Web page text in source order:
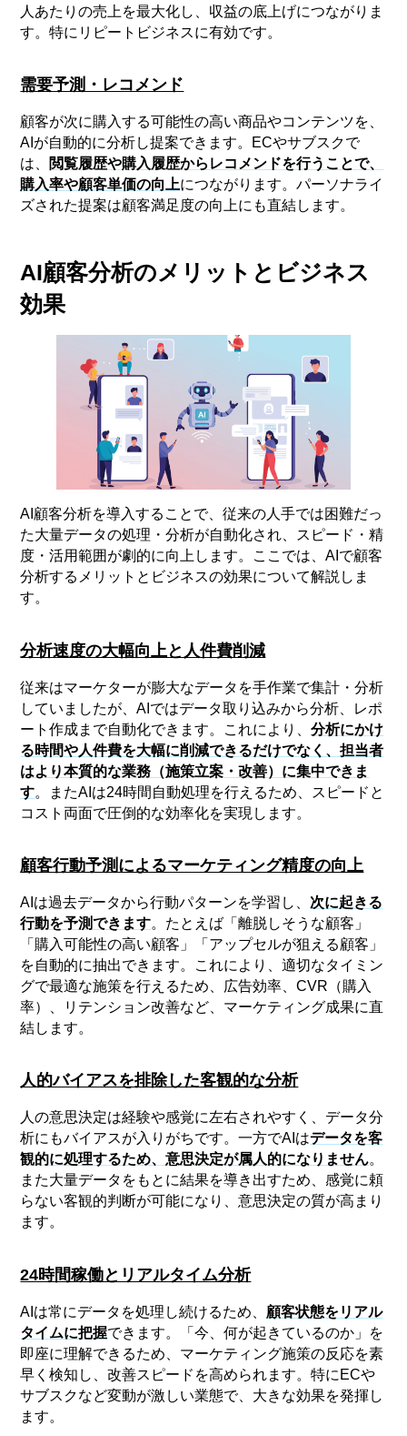
人あたりの売上を最大化し、収益の底上げにつながりま
す。特にリピートビジネスに有効です。
需要予測・レコメンド
顧客が次に購入する可能性の高い商品やコンテンツを、
AIが自動的に分析し提案できます。ECやサブスクで
は、 閲覧履歴や購入履歴からレコメンドを行うことで、
購入率や顧客単価の向上につながります。パーソナライ
ズされた提案は顧客満足度の向上にも直結します。
AI顧客分析のメリットとビジネス
効果
AI顧客分析を導入することで、従来の人手では困難だっ
た大量データの処理・分析が自動化され、スピード・精
度・活用範囲が劇的に向上します。ここでは、AIで顧客
分析するメリットとビジネスの効果について解説しま
す。
分析速度の大幅向上と人件費削減
従来はマーケターが膨大なデータを手作業で集計・分析
していましたが、AIではデータ取り込みから分析、レポ
ート作成まで自動化できます。これにより、分析にかけ
る時間や人件費を大幅に削減できるだけでなく、担当者
はより本質的な業務（施策立案・改善）に集中できま
す。またAIは24時間自動処理を行えるため、スピードと
コスト両面で圧倒的な効率化を実現します。
顧客行動予測によるマーケティング精度の向上
AIは過去データから行動パターンを学習し、 次に起きる
行動を予測できます。たとえば「離脱しそうな顧客」
「購入可能性の高い顧客」「アップセルが狙える顧客」
を自動的に抽出できます。これにより、適切なタイミン
グで最適な施策を行えるため、広告効率、CVR（購入
率）、リテンション改善など、マーケティング成果に直
結します。
人的バイアスを排除した客観的な分析
人の意思決定は経験や感覚に左右されやすく、データ分
析にもバイアスが入りがちです。一方でAIはデータを客
観的に処理するため、意思決定が属人的になりません。
また大量データをもとに結果を導き出すため、感覚に頼
らない客観的判断が可能になり、意思決定の質が高まり
ます。
24時間稼働とリアルタイム分析
AIは常にデータを処理し続けるため、 顧客状態をリアル
タイムに把握できます。「今、何が起きているのか」を
即座に理解できるため、マーケティング施策の反応を素
早く検知し、改善スピードを高められます。特にECや
サブスクなど変動が激しい業態で、大きな効果を発揮し
ます。